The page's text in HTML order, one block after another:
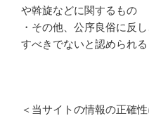
や斡旋などに関するもの
・その他、公序良俗に反
すべきでないと認められ
＜当サイトの情報の正確